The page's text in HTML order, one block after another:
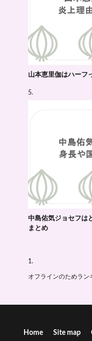
山本恵里伽はハーフ
中島佑気ジョセフは
まとめ
オフラインのためラン
Home Site map